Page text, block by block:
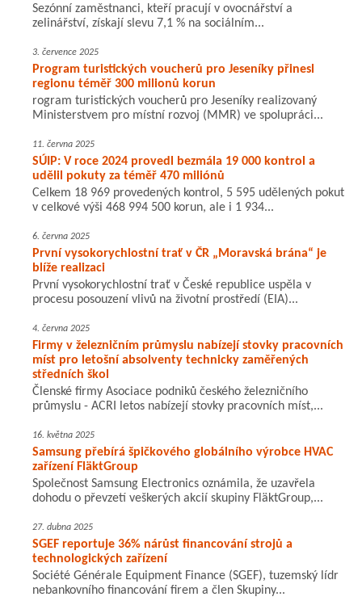
Sezónní zaměstnanci, kteří pracují v ovocnářství a
zelinářství, získají slevu 7,1 % na sociálním...
3. července 2025
Program turistických voucherů pro Jeseníky přinesl
regionu téměř 300 milionů korun
rogram turistických voucherů pro Jeseníky realizovaný
Ministerstvem pro místní rozvoj (MMR) ve spolupráci...
11. června 2025
SÚIP: V roce 2024 provedl bezmála 19 000 kontrol a
udělil pokuty za téměř 470 miliónů
Celkem 18 969 provedených kontrol, 5 595 udělených pokut
v celkové výši 468 994 500 korun, ale i 1 934...
6. června 2025
První vysokorychlostní trať v ČR „Moravská brána“ je
blíže realizaci
První vysokorychlostní trať v České republice uspěla v
procesu posouzení vlivů na životní prostředí (EIA)...
4. června 2025
Firmy v železničním průmyslu nabízejí stovky pracovních
míst pro letošní absolventy technicky zaměřených
středních škol
Členské firmy Asociace podniků českého železničního
průmyslu - ACRI letos nabízejí stovky pracovních míst,...
16. května 2025
Samsung přebírá špičkového globálního výrobce HVAC
zařízení FläktGroup
Společnost Samsung Electronics oznámila, že uzavřela
dohodu o převzetí veškerých akcií skupiny FläktGroup,...
27. dubna 2025
SGEF reportuje 36% nárůst financování strojů a
technologických zařízení
Société Générale Equipment Finance (SGEF), tuzemský lídr
nebankovního financování firem a člen Skupiny...